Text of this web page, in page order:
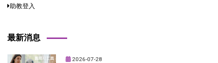
助教登入
最新消息
2026-07-28